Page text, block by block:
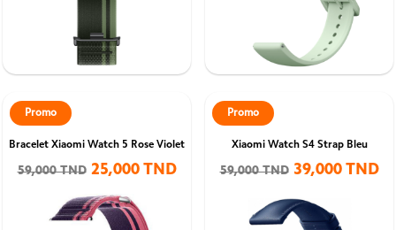
Bracelet Xiaomi Watch 5 Rose Violet
59,000 TND 25,000 TND
Promo
Xiaomi Watch S4 Strap Bleu
59,000 TND 39,000 TND
Promo